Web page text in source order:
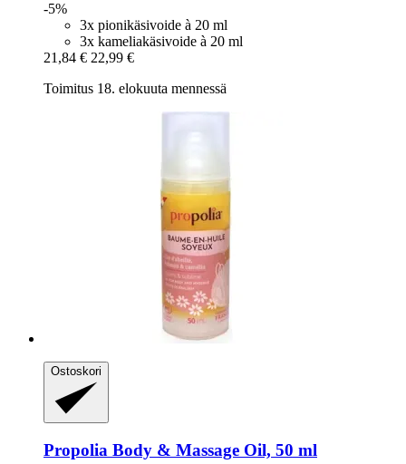
-5%
3x pionikäsivoide à 20 ml
3x kameliakäsivoide à 20 ml
21,84 € 22,99 €
Toimitus 18. elokuuta mennessä
Ostoskori
Propolia Body & Massage Oil, 50 ml